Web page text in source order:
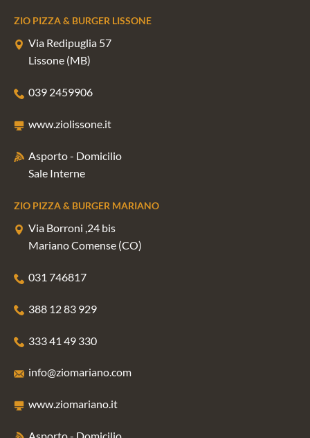
ZIO PIZZA & BURGER LISSONE
Via Redipuglia 57
Lissone (MB)
039 2459906
www.ziolissone.it
Asporto - Domicilio
Sale Interne
ZIO PIZZA & BURGER MARIANO
Via Borroni ,24 bis
Mariano Comense (CO)
031 746817
388 12 83 929
333 41 49 330
info@ziomariano.com
www.ziomariano.it